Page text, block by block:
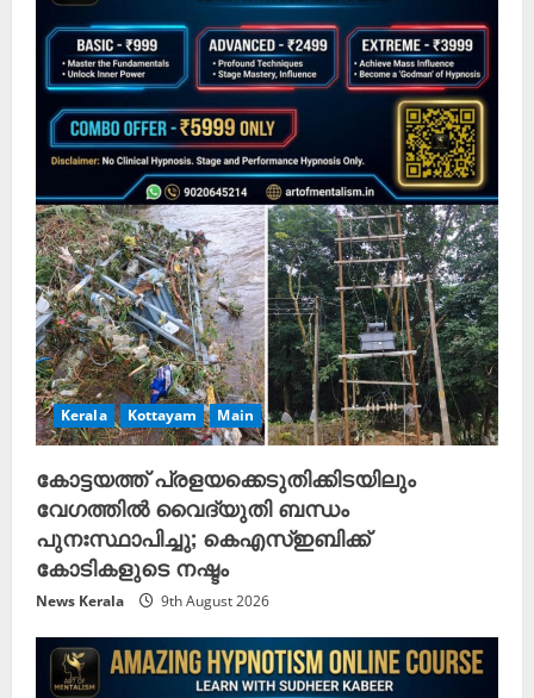
Kerala Kottayam Main
കോട്ടയത്ത് പ്രളയക്കെടുതിക്കിടയിലും
വേഗത്തിൽ വൈദ്യുതി ബന്ധം
പുനഃസ്ഥാപിച്ചു; കെഎസ്ഇബിക്ക്
കോടികളുടെ നഷ്ടം
News Kerala 9th August 2026